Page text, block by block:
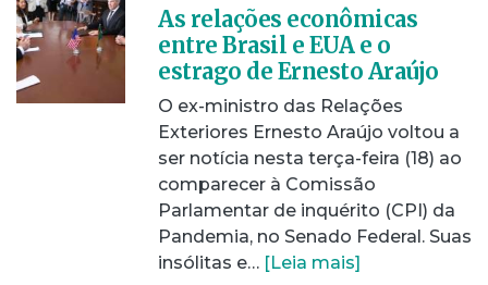
As relações econômicas
entre Brasil e EUA e o
estrago de Ernesto Araújo
O ex-ministro das Relações
Exteriores Ernesto Araújo voltou a
ser notícia nesta terça-feira (18) ao
comparecer à Comissão
Parlamentar de inquérito (CPI) da
Pandemia, no Senado Federal. Suas
insólitas e… [Leia mais]